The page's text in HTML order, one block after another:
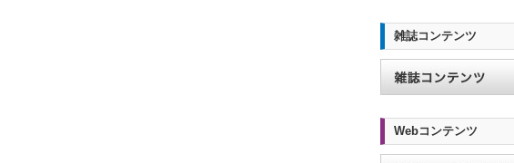
雑誌コンテンツ
Webコンテンツ